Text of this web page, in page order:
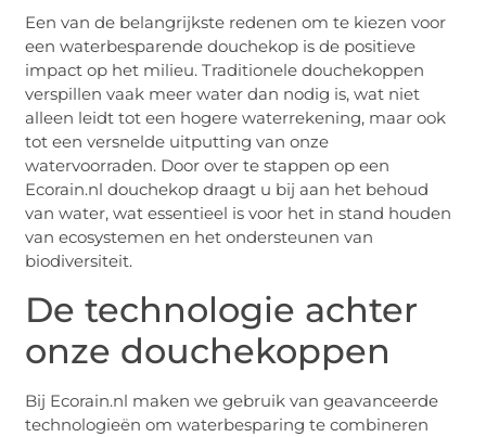
Een van de belangrijkste redenen om te kiezen voor
een waterbesparende douchekop is de positieve
impact op het milieu. Traditionele douchekoppen
verspillen vaak meer water dan nodig is, wat niet
alleen leidt tot een hogere waterrekening, maar ook
tot een versnelde uitputting van onze
watervoorraden. Door over te stappen op een
Ecorain.nl douchekop draagt u bij aan het behoud
van water, wat essentieel is voor het in stand houden
van ecosystemen en het ondersteunen van
biodiversiteit.
De technologie achter
onze douchekoppen
Bij Ecorain.nl maken we gebruik van geavanceerde
technologieën om waterbesparing te combineren